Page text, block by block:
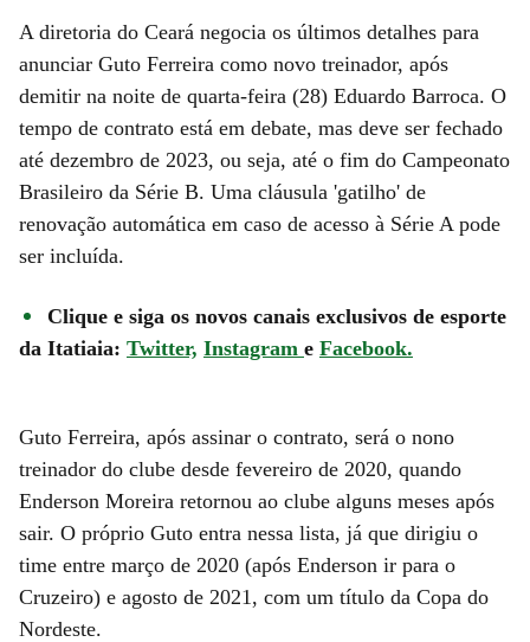
A diretoria do Ceará negocia os últimos detalhes para
anunciar Guto Ferreira como novo treinador, após
demitir na noite de quarta-feira (28) Eduardo Barroca. O
tempo de contrato está em debate, mas deve ser fechado
até dezembro de 2023, ou seja, até o fim do Campeonato
Brasileiro da Série B. Uma cláusula 'gatilho' de
renovação automática em caso de acesso à Série A pode
ser incluída.
Clique e siga os novos canais exclusivos de esporte
da Itatiaia: Twitter, Instagram e Facebook.
Guto Ferreira, após assinar o contrato, será o nono
treinador do clube desde fevereiro de 2020, quando
Enderson Moreira retornou ao clube alguns meses após
sair. O próprio Guto entra nessa lista, já que dirigiu o
time entre março de 2020 (após Enderson ir para o
Cruzeiro) e agosto de 2021, com um título da Copa do
Nordeste.